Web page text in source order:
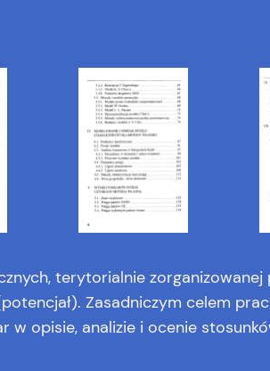
terytorialnie
Zasadniczym celem
opisie, analizie i ocenie